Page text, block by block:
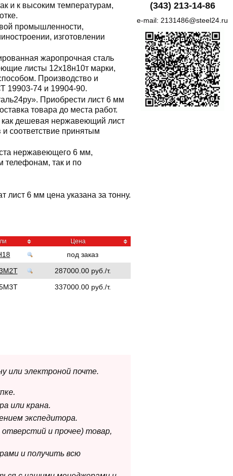
и к высоким температурам,
промышленности,
изготовлении
жаропрочная сталь
листы 12х18н10т марки,
Производство и
19903-74 и 19904-90.
Приобрести лист 6 мм
товара до места работ.
дешевая нержавеющий лист
соответствие принятым
нержавеющего 6 мм,
телефонам, так и по
лист 6 мм цена указана за тонну.
Цена
под заказ
287000.00 руб./т.
337000.00 руб./т.
или электроной почте.
или крана.
экспедитора.
отверстий и прочее) товар,
и получить всю
(343) 213-14-86
e-mail: 2131486@steel24.ru